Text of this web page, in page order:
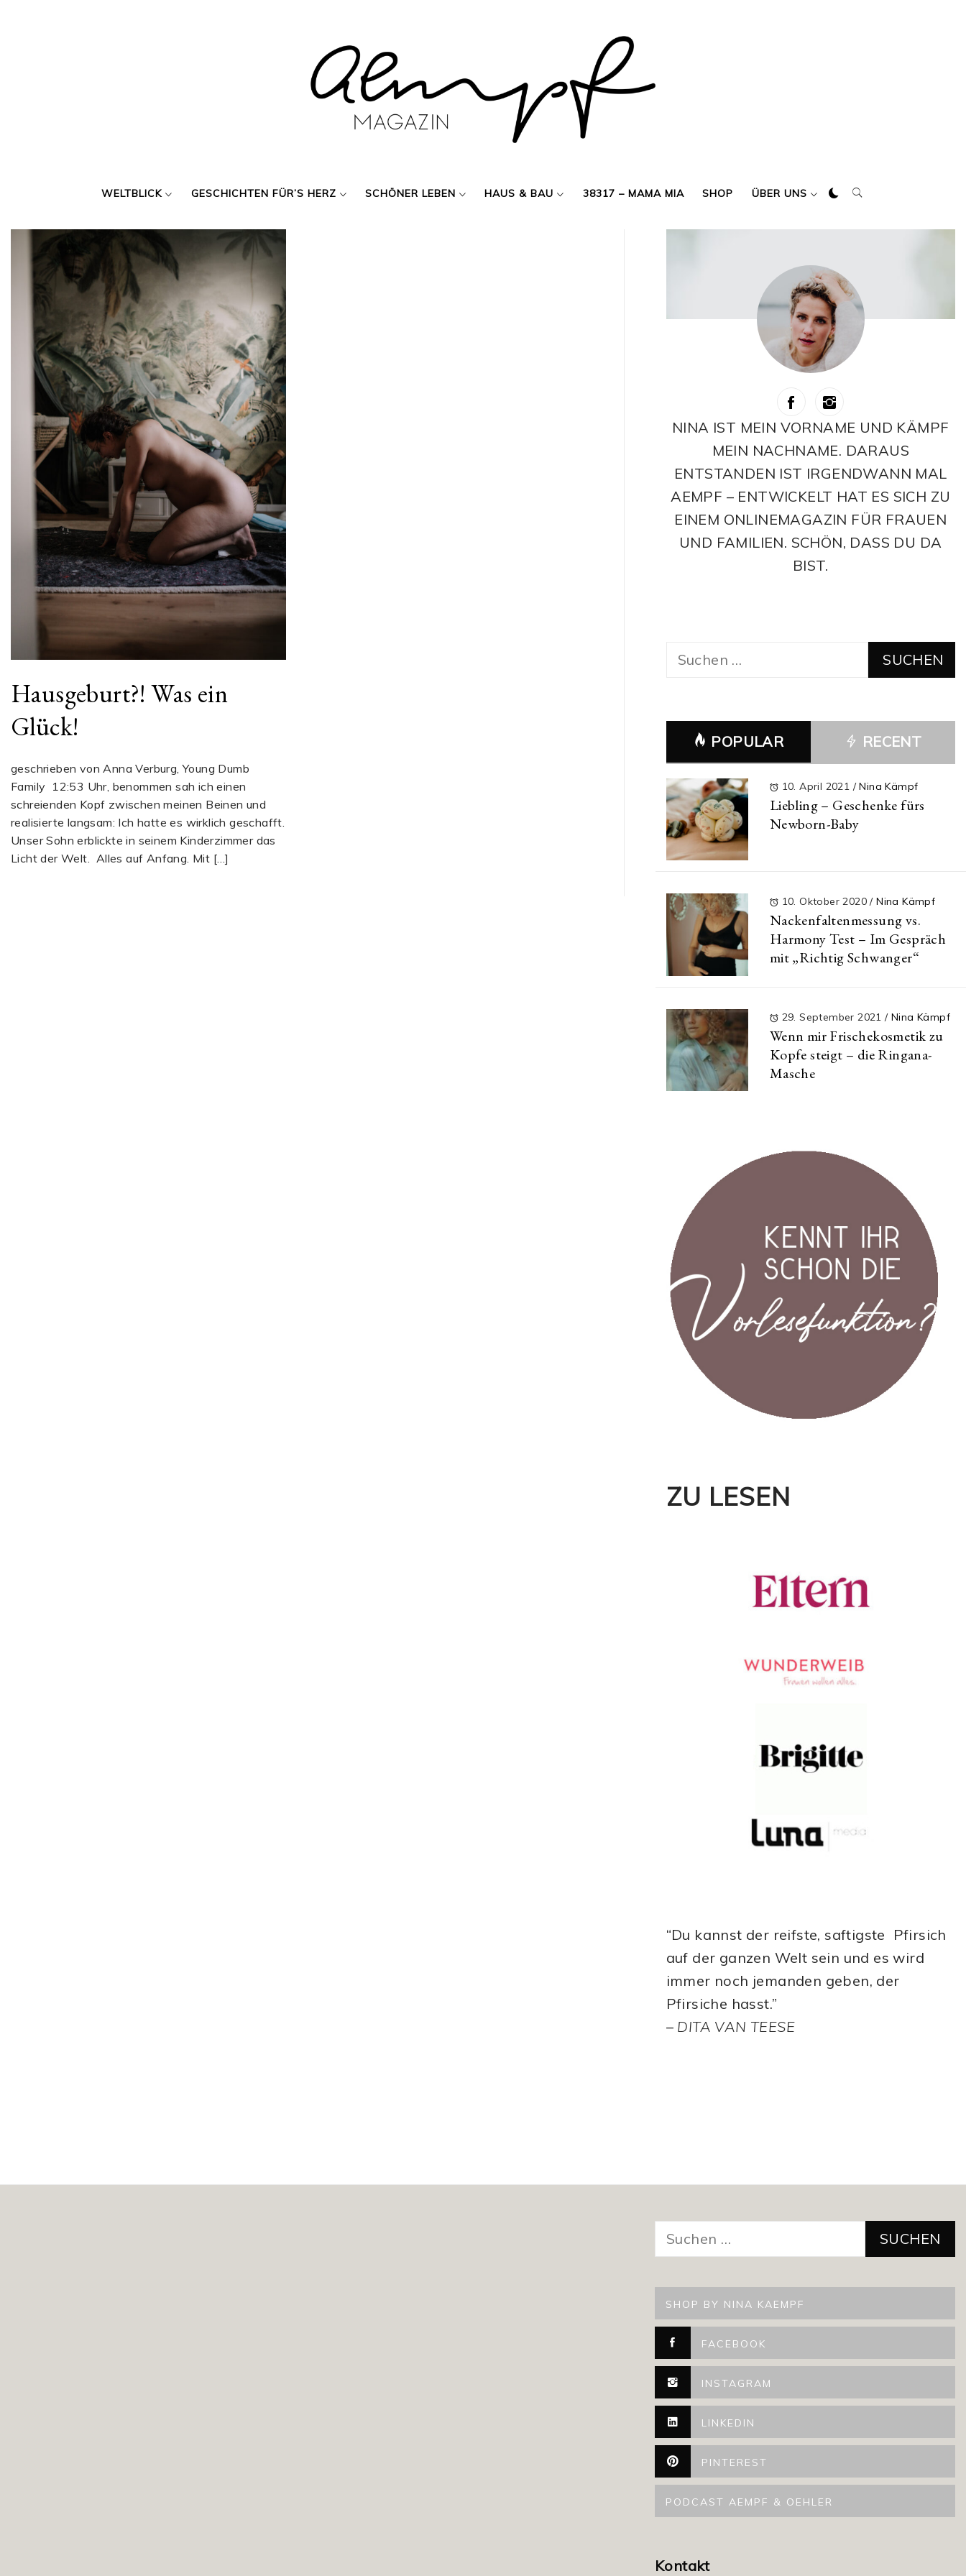
WELTBLICK GESCHICHTEN FÜR’S HERZ SCHÖNER LEBEN HAUS & BAU 38317 – MAMA MIA SHOP ÜBER UNS
Hausgeburt?! Was ein
Glück!
geschrieben von Anna Verburg, Young Dumb
Family 12:53 Uhr, benommen sah ich einen
schreienden Kopf zwischen meinen Beinen und
realisierte langsam: Ich hatte es wirklich geschafft.
Unser Sohn erblickte in seinem Kinderzimmer das
Licht der Welt. Alles auf Anfang. Mit […]
NINA IST MEIN VORNAME UND KÄMPF
MEIN NACHNAME. DARAUS
ENTSTANDEN IST IRGENDWANN MAL
AEMPF – ENTWICKELT HAT ES SICH ZU
EINEM ONLINEMAGAZIN FÜR FRAUEN
UND FAMILIEN. SCHÖN, DASS DU DA
BIST.
Suchen
POPULAR RECENT
10. April 2021 / Nina Kämpf
Liebling – Geschenke fürs
Newborn-Baby
10. Oktober 2020/ Nina Kämpf
Nackenfaltenmessung vs.
Harmony Test – Im Gespräch
mit „Richtig Schwanger“
29. September 2021/ Nina Kämpf
Wenn mir Frischekosmetik zu
Kopfe steigt – die Ringana-
Masche
ZU LESEN
“Du kannst der reifste, saftigste Pfirsich
auf der ganzen Welt sein und es wird
immer noch jemanden geben, der
Pfirsiche hasst.”
– DITA VAN TEESE
nach:
SHOP BY NINA KAEMPF
FACEBOOK
INSTAGRAM
LINKEDIN
PINTEREST
PODCAST AEMPF & OEHLER
Kontakt